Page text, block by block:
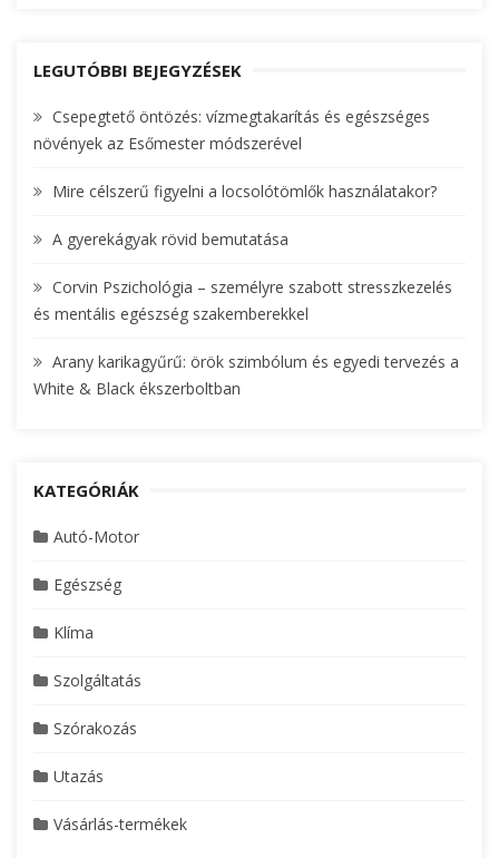
c
f
o
:
LEGUTÓBBI BEJEGYZÉSEK
Csepegtető öntözés: vízmegtakarítás és egészséges
növények az Esőmester módszerével
Mire célszerű figyelni a locsolótömlők használatakor?
A gyerekágyak rövid bemutatása
Corvin Pszichológia – személyre szabott stresszkezelés
és mentális egészség szakemberekkel
Arany karikagyűrű: örök szimbólum és egyedi tervezés a
White & Black ékszerboltban
KATEGÓRIÁK
Autó-Motor
Egészség
Klíma
Szolgáltatás
Szórakozás
Utazás
Vásárlás-termékek